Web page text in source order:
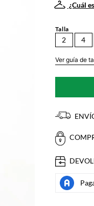
¿Cuál
Talla
2 4
Ver guía de